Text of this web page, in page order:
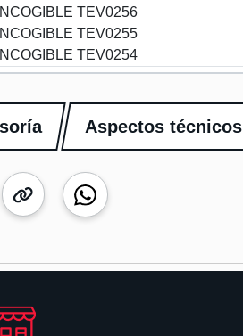
TEV0256
TEV0255
TEV0254
Aspectos técnicos